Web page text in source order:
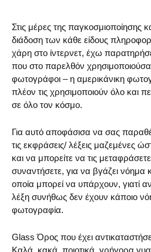
Στις μέρες της παγκοσμιοποίησης
διάδοση των κάθε είδους
χάρη στο ίντερνετ, έχω
που στο παρελθόν
φωτογράφοι – η αμερικάνικη
πλέον τις χρησιμοποιούν όλο και
σε όλο τον κόσμο.
Για αυτό αποφάσισα να σας
τις εκφράσεις/ λέξεις μαζεμένες
και να μπορείτε να τις
συναντήσετε, για να βγάζει
οποία μπορεί να υπάρχουν, γιατί
λέξη συνήθως δεν έχουν κάποιο
φωτογραφία.
Glass Όρος που έχει
Καλά, κακά, ποιοτικά, γρήγορα